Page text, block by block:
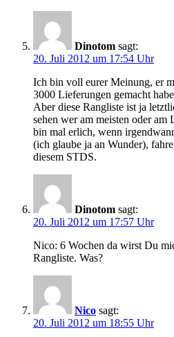
Dinotom sagt:
20. Juli 2012 um 17:54 Uhr
Ich bin voll eurer Meinung, er
3000 Lieferungen gemacht
Aber diese Rangliste ist ja
sehen wer am meisten oder am
bin mal erlich, wenn
(ich glaube ja an Wunder),
diesem STDS.
Dinotom sagt:
20. Juli 2012 um 17:57 Uhr
Nico: 6 Wochen da wirst Du
Rangliste. Was?
Nico sagt:
20. Juli 2012 um 18:55 Uhr